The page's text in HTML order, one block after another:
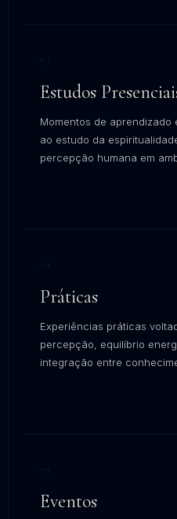
Estudos
Momentos de aprendizado
ao estudo da
percepção humana em
04
Práticas
Experiências práticas
percepção, equilíbrio
integração entre
Eventos